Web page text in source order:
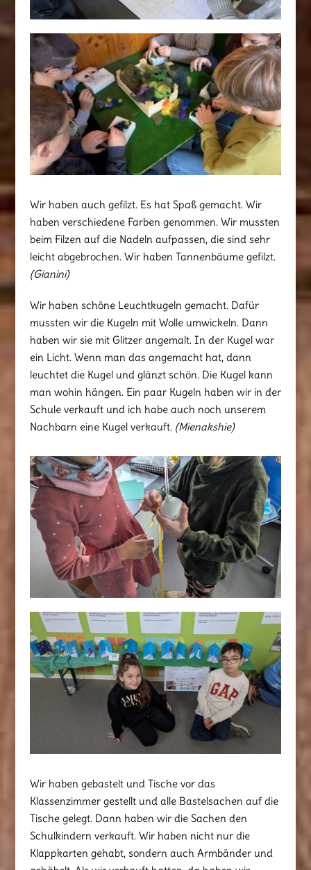
Wir haben auch gefilzt. Es hat Spaß gemacht. Wir
haben verschiedene Farben genommen. Wir mussten
beim Filzen auf die Nadeln aufpassen, die sind sehr
leicht abgebrochen. Wir haben Tannenbäume gefilzt.
(Gianini)
Wir haben schöne Leuchtkugeln gemacht. Dafür
mussten wir die Kugeln mit Wolle umwickeln. Dann
haben wir sie mit Glitzer angemalt. In der Kugel war
ein Licht. Wenn man das angemacht hat, dann
leuchtet die Kugel und glänzt schön. Die Kugel kann
man wohin hängen. Ein paar Kugeln haben wir in der
Schule verkauft und ich habe auch noch unserem
Nachbarn eine Kugel verkauft. (Mienakshie)
Wir haben gebastelt und Tische vor das
Klassenzimmer gestellt und alle Bastelsachen auf die
Tische gelegt. Dann haben wir die Sachen den
Schulkindern verkauft. Wir haben nicht nur die
Klappkarten gehabt, sondern auch Armbänder und